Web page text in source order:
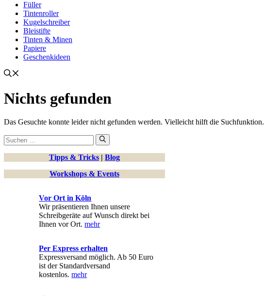
Füller
Tintenroller
Kugelschreiber
Bleistifte
Tinten & Minen
Papiere
Geschenkideen
Nichts gefunden
Das Gesuchte konnte leider nicht gefunden werden. Vielleicht hilft die Suchfunktion.
Suchen
nach:
Tipps & Tricks | Blog
Workshops & Events
Vor Ort in Köln
Wir präsentieren Ihnen unsere
Schreibgeräte auf Wunsch direkt bei
Ihnen vor Ort.mehr
Per Express erhalten
Expressversand möglich. Ab 50 Euro
ist der Standardversand
kostenlos.mehr